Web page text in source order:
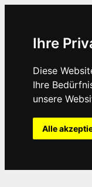
Ihre
Diese
Ihre
unsere
Alle